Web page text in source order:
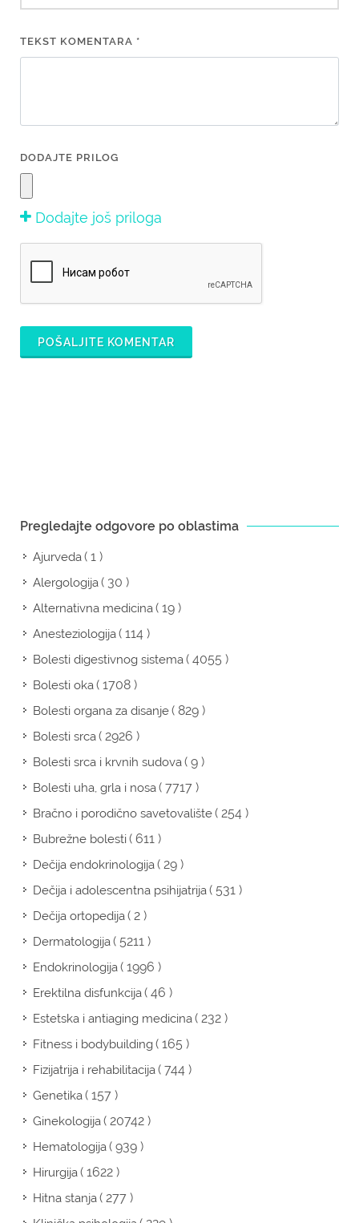
TEKST KOMENTARA *
DODAJTE PRILOG
Dodajte još priloga
POŠALJITE KOMENTAR
Pregledajte odgovore po oblastima
Ajurveda( 1 )
Alergologija( 30 )
Alternativna medicina( 19 )
Anesteziologija( 114 )
Bolesti digestivnog sistema( 4055 )
Bolesti oka( 1708 )
Bolesti organa za disanje( 829 )
Bolesti srca( 2926 )
Bolesti srca i krvnih sudova( 9 )
Bolesti uha, grla i nosa( 7717 )
Bračno i porodično savetovalište( 254 )
Bubrežne bolesti( 611 )
Dečija endokrinologija( 29 )
Dečija i adolescentna psihijatrija( 531 )
Dečija ortopedija( 2 )
Dermatologija( 5211 )
Endokrinologija( 1996 )
Erektilna disfunkcija( 46 )
Estetska i antiaging medicina( 232 )
Fitness i bodybuilding( 165 )
Fizijatrija i rehabilitacija( 744 )
Genetika( 157 )
Ginekologija( 20742 )
Hematologija( 939 )
Hirurgija( 1622 )
Hitna stanja( 277 )